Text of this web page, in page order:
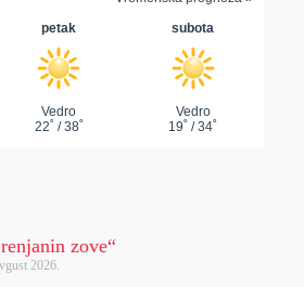
zove“
2026.